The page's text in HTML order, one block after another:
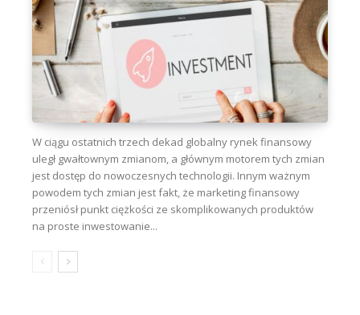
W ciągu ostatnich trzech dekad globalny rynek finansowy
uległ gwałtownym zmianom, a głównym motorem tych zmian
jest dostęp do nowoczesnych technologii. Innym ważnym
powodem tych zmian jest fakt, że marketing finansowy
przeniósł punkt ciężkości ze skomplikowanych produktów
na proste inwestowanie...